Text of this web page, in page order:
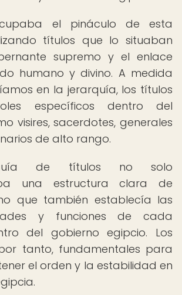
el pináculo de esta
títulos que lo situaban
supremo y el enlace
humano y divino. A medida
en la jerarquía, los títulos
específicos dentro del
visires, sacerdotes, generales
de alto rango.
de títulos no solo
una estructura clara de
que también establecía las
y funciones de cada
del gobierno egipcio. Los
tanto, fundamentales para
el orden y la estabilidad en